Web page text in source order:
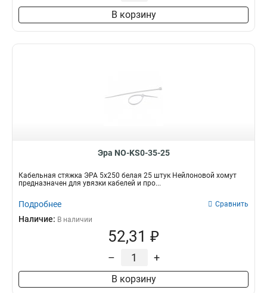
В корзину
Эра NO-KS0-35-25
Кабельная стяжка ЭРА 5x250 белая 25 штук Нейлоновой хомут
предназначен для увязки кабелей и про...
Подробнее Сравнить
Наличие: В наличии
52,31 ₽
– +
В корзину